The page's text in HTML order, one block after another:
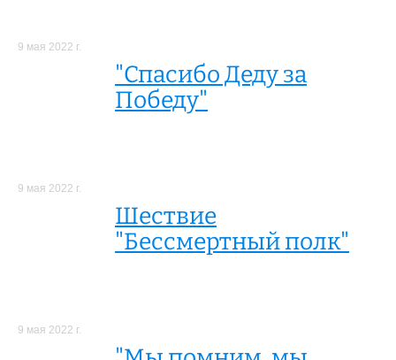
9 мая 2022 г.
"Спасибо Деду за
Победу"
9 мая 2022 г.
Шествие
"Бессмертный полк"
9 мая 2022 г.